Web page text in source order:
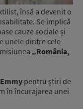
însă a devenit o
Se implică
cauze sociale și
unele dintre cele
„România,
pentru știri de
în încurajarea unei